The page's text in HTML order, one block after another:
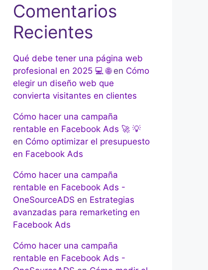
Comentarios
Recientes
Qué debe tener una página web
profesional en 2025 💻 🌐en Cómo
elegir un diseño web que
convierta visitantes en clientes
Cómo hacer una campaña
rentable en Facebook Ads 🚀 💡
en Cómo optimizar el presupuesto
en Facebook Ads
Cómo hacer una campaña
rentable en Facebook Ads -
OneSourceADS en Estrategias
avanzadas para remarketing en
Facebook Ads
Cómo hacer una campaña
rentable en Facebook Ads -